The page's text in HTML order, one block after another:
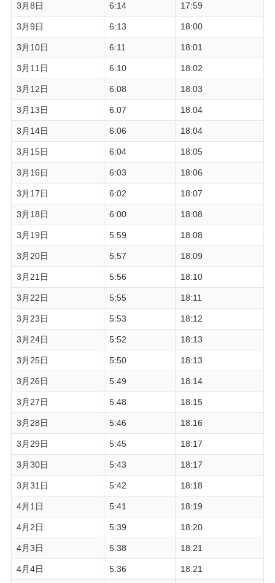
3月8日 6:14 17:59
3月9日 6:13 18:00
3月10日 6:11 18:01
3月11日 6:10 18:02
3月12日 6:08 18:03
3月13日 6:07 18:04
3月14日 6:06 18:04
3月15日 6:04 18:05
3月16日 6:03 18:06
3月17日 6:02 18:07
3月18日 6:00 18:08
3月19日 5:59 18:08
3月20日 5:57 18:09
3月21日 5:56 18:10
3月22日 5:55 18:11
3月23日 5:53 18:12
3月24日 5:52 18:13
3月25日 5:50 18:13
3月26日 5:49 18:14
3月27日 5:48 18:15
3月28日 5:46 18:16
3月29日 5:45 18:17
3月30日 5:43 18:17
3月31日 5:42 18:18
4月1日 5:41 18:19
4月2日 5:39 18:20
4月3日 5:38 18:21
4月4日 5:36 18:21